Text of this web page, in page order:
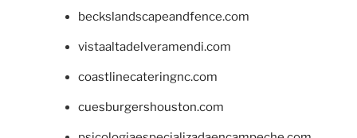
beckslandscapeandfence.com
vistaaltadelveramendi.com
coastlinecateringnc.com
cuesburgershouston.com